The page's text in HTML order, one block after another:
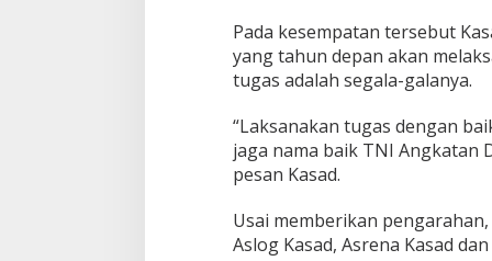
Pada kesempatan tersebut
yang tahun depan akan
tugas adalah segala-galanya.
“Laksanakan tugas dengan
jaga nama baik TNI Angkatan
pesan Kasad.
Usai memberikan
Aslog Kasad, Asrena Kasad